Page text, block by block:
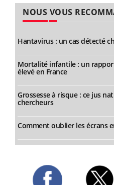
NOUS VOUS
Hantavirus : un cas détecté
Mortalité infantile : un
élevé en France
Grossesse à risque : ce jus
chercheurs
Comment oublier les écrans